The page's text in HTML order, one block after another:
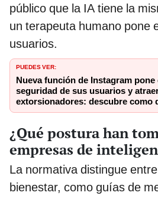
público que la IA tiene la
un terapeuta humano pone
usuarios.
PUEDES VER:
Nueva función de Instagram
seguridad de sus usuarios y
extorsionadores: descubre como
¿Qué postura han
empresas de
La normativa distingue
bienestar, como guías de